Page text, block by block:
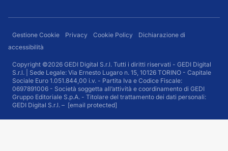
Gestione Cookie Privacy Cookie Policy
Dichiarazione di
accessibilità
Copyright ©2026 GEDI Digital S.r.l. Tutti i diritti riservati - GEDI Digital
S.r.l. | Sede Legale: Via Ernesto Lugaro n. 15, 10126 TORINO - Capitale
Sociale Euro 1.051.844,00 i.v. - Partita Iva e Codice Fiscale:
0697891006 - Società soggetta all’attività e coordinamento di GEDI
Gruppo Editoriale S.p.A. - Titolare del trattamento dei dati personali:
GEDI Digital S.r.l. – [email protected]